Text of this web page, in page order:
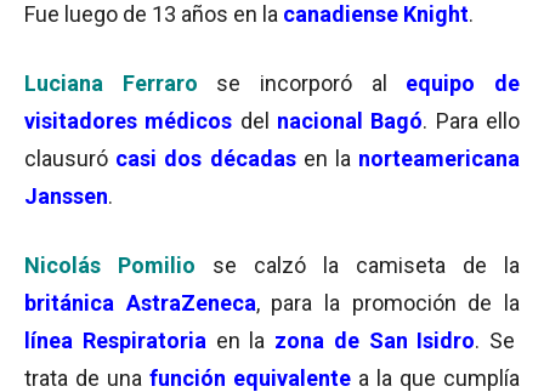
Fue luego de 13 años en la canadiense Knight.
Luciana Ferraro se incorporó al equipo de
visitadores médicos del nacional Bagó. Para ello
clausuró casi dos décadas en la norteamericana
Janssen.
Nicolás Pomilio
se calzó la camiseta de la
británica AstraZeneca, para la promoción de la
línea Respiratoria en la zona de San Isidro. Se
trata de una función equivalente a la que cumplía